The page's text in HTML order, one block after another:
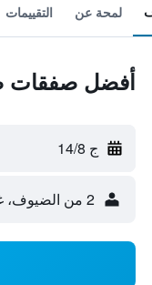
لمحة عن التقييمات
أفضل صفقات
ج 14/8
2 من الضيوف، غرفة واحدة